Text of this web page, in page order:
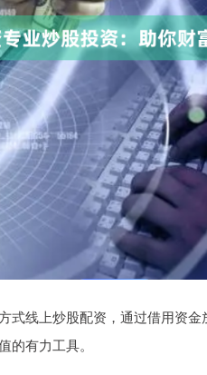
式线上炒股配资，通过借用资
有力工具。